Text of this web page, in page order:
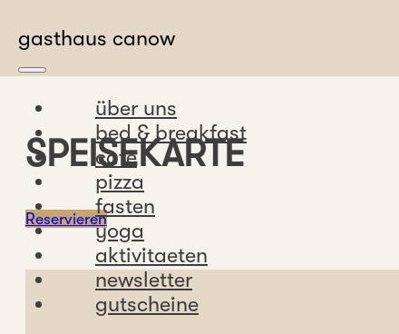
gasthaus canow
über uns
bed & breakfast
cafe
pizza
fasten
yoga
aktivitaeten
newsletter
gutscheine
SPEISEKARTE
Reservieren